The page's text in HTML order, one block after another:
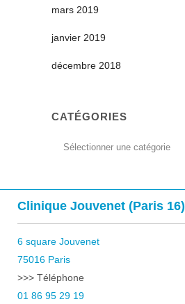
mars 2019
janvier 2019
décembre 2018
CATÉGORIES
Catégories
Clinique Jouvenet (Paris 16)
6 square Jouvenet
75016 Paris
>>> Téléphone
01 86 95 29 19